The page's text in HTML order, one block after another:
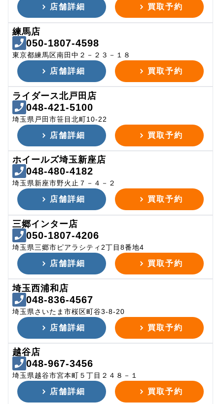
店舗詳細 買取予約
練馬店
050-1807-4598
東京都練馬区南田中２－２３－１８
店舗詳細 買取予約
ライダース北戸田店
048-421-5100
埼玉県戸田市笹目北町10-22
店舗詳細 買取予約
ホイールズ埼玉新座店
048-480-4182
埼玉県新座市野火止７－４－２
店舗詳細 買取予約
三郷インター店
050-1807-4206
埼玉県三郷市ピアラシティ2丁目8番地4
店舗詳細 買取予約
埼玉西浦和店
048-836-4567
埼玉県さいたま市桜区町谷3-8-20
店舗詳細 買取予約
越谷店
048-967-3456
埼玉県越谷市宮本町５丁目２４８－１
店舗詳細 買取予約